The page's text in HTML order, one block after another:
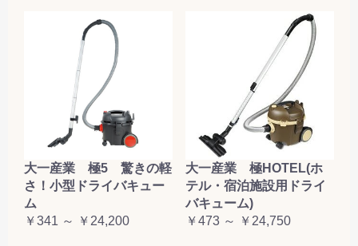
大一産業 極5 驚きの軽
さ！小型ドライバキュー
ム
￥341 ～ ￥24,200
大一産業 極HOTEL(ホ
テル・宿泊施設用ドライ
バキューム)
￥473 ～ ￥24,750